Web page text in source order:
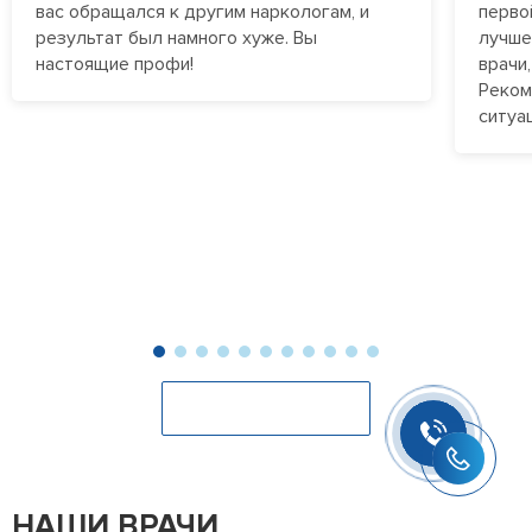
работают круглосуточно, обеспечивая постоянное
наблюдение и терапию зависимым, которые проходят
лечение в стационаре, а также экстренным пациентам
вас обращался к другим наркологам, и
результат был намного хуже. Вы
настоящие профи!